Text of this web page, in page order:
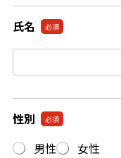
・
自
R
な
ど
)
必
氏名 必須
性別 必須
男性 女性